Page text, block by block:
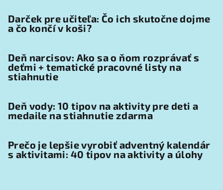
Darček pre učiteľa: Čo ich skutočne dojme
a čo končí v koši?
Deň narcisov: Ako sa o ňom rozprávať s
deťmi + tematické pracovné listy na
stiahnutie
Deň vody: 10 tipov na aktivity pre deti a
medaile na stiahnutie zdarma
Prečo je lepšie vyrobiť adventný kalendár
s aktivitami: 40 tipov na aktivity a úlohy